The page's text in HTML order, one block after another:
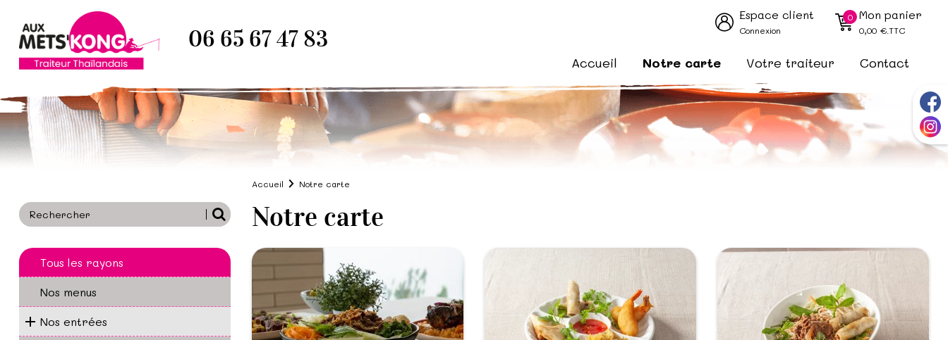
06 65 67 47 83
Espace client
Connexion
0 Mon panier
0,00 €.TTC
Accueil Notre carte Votre traiteur Contact
Accueil Notre carte
Tous les rayons
Nos menus
Nos entrées
Notre carte